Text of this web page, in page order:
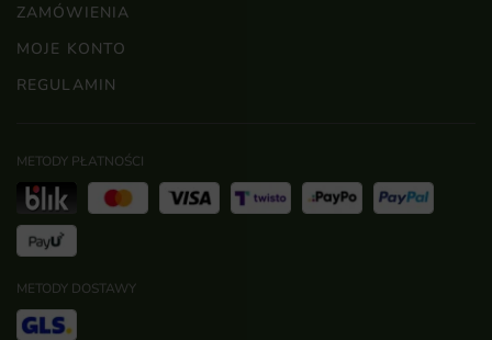
ZAMÓWIENIA
MOJE KONTO
REGULAMIN
METODY PŁATNOŚCI
METODY DOSTAWY